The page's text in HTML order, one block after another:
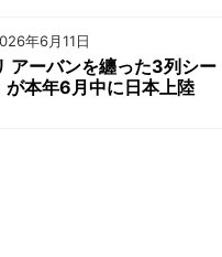
年6月11日
アーバンを纏った3列シ
が本年6月中に日本上陸